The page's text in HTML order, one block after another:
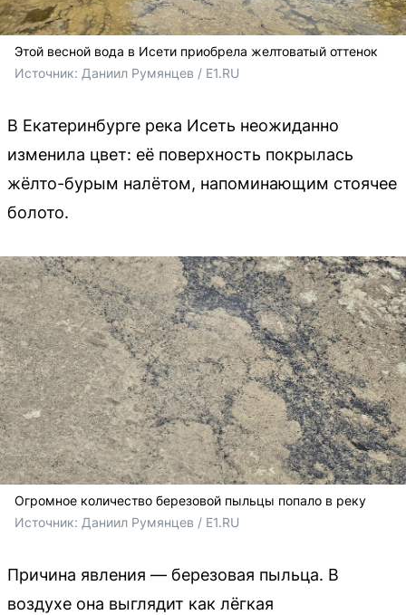
Этой весной вода в Исети приобрела желтоватый оттенок
Источник: Даниил Румянцев / E1.RU
В Екатеринбурге река Исеть неожиданно
изменила цвет: её поверхность покрылась
жёлто-бурым налётом, напоминающим стоячее
болото.
Огромное количество березовой пыльцы попало в реку
Источник: Даниил Румянцев / E1.RU
Причина явления — березовая пыльца. В
воздухе она выглядит как лёгкая